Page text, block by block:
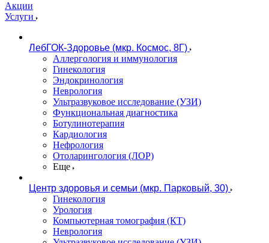
Акции
Услуги
ЛебГОК-Здоровье (мкр. Космос, 8Г)
Аллергология и иммунология
Гинекология
Эндокринология
Неврология
Ультразвуковое исследование (УЗИ)
Функциональная диагностика
Ботулинотерапия
Кардиология
Нефрология
Отоларингология (ЛОР)
Еще
Центр здоровья и семьи (мкр. Парковый, 30)
Гинекология
Урология
Компьютерная томография (КТ)
Неврология